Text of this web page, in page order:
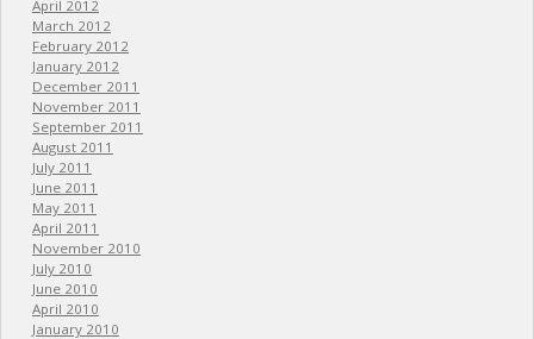
April 2012
March 2012
February 2012
January 2012
December 2011
November 2011
September 2011
August 2011
July 2011
June 2011
May 2011
April 2011
November 2010
July 2010
June 2010
April 2010
January 2010